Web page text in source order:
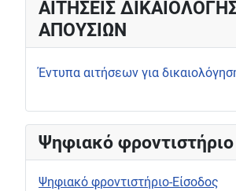
ΑΙΤΗΣΕΙΣ
ΑΠΟΥΣΙΩΝ
Έντυπα αιτήσεων για
Ψηφιακό φροντιστήριο
Ψηφιακό φροντιστήριο-Είσοδος